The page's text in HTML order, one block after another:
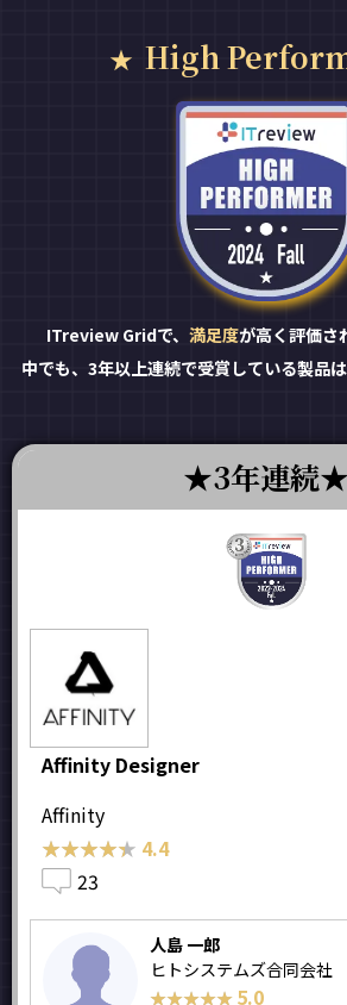
High
ITreview Gridで、 満足度が高く評価さ
中でも、3年以上連続で受賞している製品は
3年連続
Affinity Designer
Affinity
★★★★★
★★★★★ 4.4
23
人島 一郎
ヒトシステムズ合同会社
★★★★★
★★★★★ 5.0